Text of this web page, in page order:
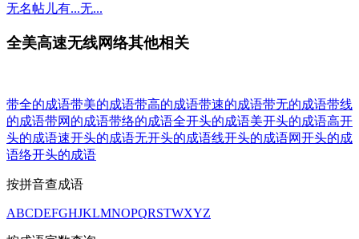
无名帖儿有...无...
全美高速无线网络其他相关
带全的成语带美的成语带高的成语带速的成语带无的成语带线
的成语带网的成语带络的成语全开头的成语美开头的成语高开
头的成语速开头的成语无开头的成语线开头的成语网开头的成
语络开头的成语
按拼音查成语
ABCDEFGHJKLMNOPQRSTWXYZ